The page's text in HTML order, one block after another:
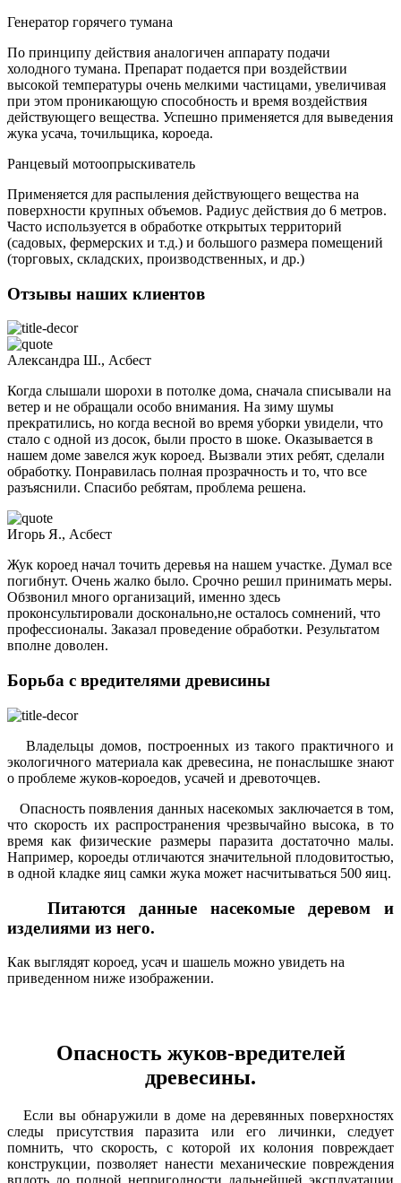
Генератор горячего тумана
По принципу действия аналогичен аппарату подачи
холодного тумана. Препарат подается при воздействии
высокой температуры очень мелкими частицами, увеличивая
при этом проникающую способность и время воздействия
действующего вещества. Успешно применяется для выведения
жука усача, точильщика, короеда.
Ранцевый мотоопрыскиватель
Применяется для распыления действующего вещества на
поверхности крупных объемов. Радиус действия до 6 метров.
Часто используется в обработке открытых территорий
(садовых, фермерских и т.д.) и большого размера помещений
(торговых, складских, производственных, и др.)
Отзывы наших клиентов
Александра Ш., Асбест
Когда слышали шорохи в потолке дома, сначала списывали на
ветер и не обращали особо внимания. На зиму шумы
прекратились, но когда весной во время уборки увидели, что
стало с одной из досок, были просто в шоке. Оказывается в
нашем доме завелся жук короед. Вызвали этих ребят, сделали
обработку. Понравилась полная прозрачность и то, что все
разъяснили. Спасибо ребятам, проблема решена.
Игорь Я., Асбест
Жук короед начал точить деревья на нашем участке. Думал все
погибнут. Очень жалко было. Срочно решил принимать меры.
Обзвонил много организаций, именно здесь
проконсультировали досконально,не осталось сомнений, что
профессионалы. Заказал проведение обработки. Результатом
вполне доволен.
Борьба с вредителями древисины
Владельцы домов, построенных из такого практичного и
экологичного материала как древесина, не понаслышке знают
о проблеме жуков-короедов, усачей и древоточцев.
Опасность появления данных насекомых заключается в том,
что скорость их распространения чрезвычайно высока, в то
время как физические размеры паразита достаточно малы.
Например, короеды отличаются значительной плодовитостью,
в одной кладке яиц самки жука может насчитываться 500 яиц.
Питаются данные насекомые деревом и
изделиями из него.
Как выглядят короед, усач и шашель можно увидеть на
приведенном ниже изображении.
Опасность жуков-вредителей
древесины.
Если вы обнаружили в доме на деревянных поверхностях
следы присутствия паразита или его личинки, следует
помнить, что скорость, с которой их колония повреждает
конструкции, позволяет нанести механические повреждения
вплоть до полной непригодности дальнейшей эксплуатации